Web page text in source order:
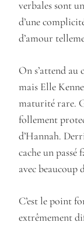
verbales sont
d’une
d’amour
On s’attend
mais Elle
maturité rare.
follement
d’Hannah.
cache un
avec beaucoup
C’est le point
extrêmement